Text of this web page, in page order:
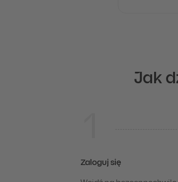
Jak
Zaloguj się